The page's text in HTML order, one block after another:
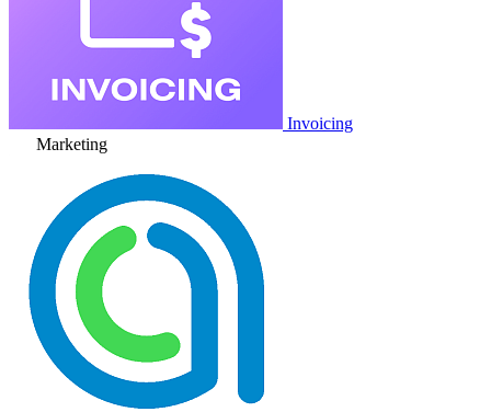
Invoicing
Marketing